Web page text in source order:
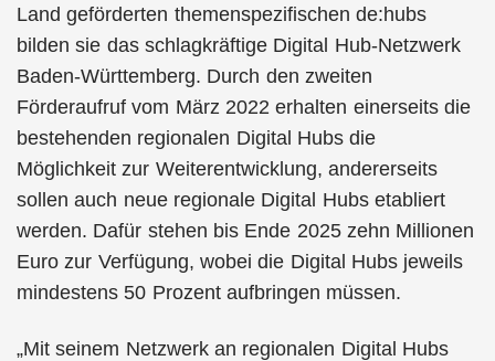
Land geförderten themenspezifischen de:hubs
bilden sie das schlagkräftige Digital Hub-Netzwerk
Baden-Württemberg. Durch den zweiten
Förderaufruf vom März 2022 erhalten einerseits die
bestehenden regionalen Digital Hubs die
Möglichkeit zur Weiterentwicklung, andererseits
sollen auch neue regionale Digital Hubs etabliert
werden. Dafür stehen bis Ende 2025 zehn Millionen
Euro zur Verfügung, wobei die Digital Hubs jeweils
mindestens 50 Prozent aufbringen müssen.
„Mit seinem Netzwerk an regionalen Digital Hubs